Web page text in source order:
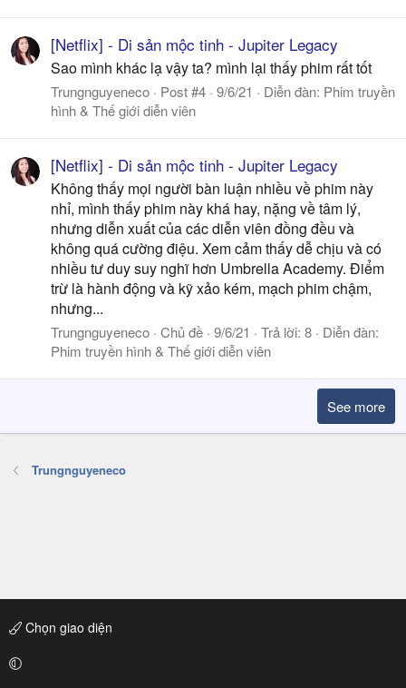
[Netflix] - Di sản mộc tinh - Jupiter Legacy
Sao mình khác lạ vậy ta? mình lại thấy phim rất tốt
Trungnguyeneco Post #4 9/6/21 Diễn đàn: Phim truyền
hình & Thế giới diễn viên
[Netflix] - Di sản mộc tinh - Jupiter Legacy
Không thấy mọi người bàn luận nhiều về phim này
nhỉ, mình thấy phim này khá hay, nặng về tâm lý,
nhưng diễn xuất của các diễn viên đồng đều và
không quá cường điệu. Xem cảm thấy dễ chịu và có
nhiều tư duy suy nghĩ hơn Umbrella Academy. Điểm
trừ là hành động và kỹ xảo kém, mạch phim chậm,
nhưng...
Trungnguyeneco Chủ đề 9/6/21 Trả lời: 8
Diễn đàn:
Phim truyền hình & Thế giới diễn viên
See more
Trungnguyeneco
Chọn giao diện